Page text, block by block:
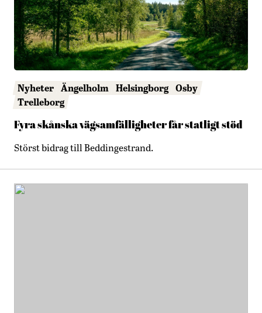
Nyheter Ängelholm Helsingborg Osby
Trelleborg
Fyra skånska vägsamfälligheter får statligt stöd
Störst bidrag till Beddingestrand.